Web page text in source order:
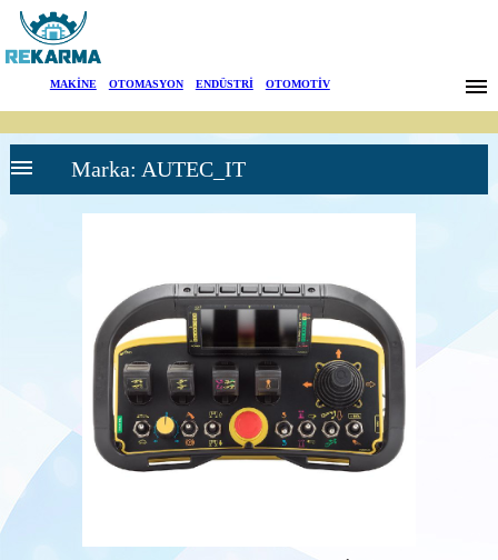
MAKİNE| OTOMASYON| ENDÜSTRİ| OTOMOTİV
İletişim
Marka: AUTEC_IT
Dynamic Seri
Alıcı Üniteler
Kablolu
Kumanda
Sistemleri